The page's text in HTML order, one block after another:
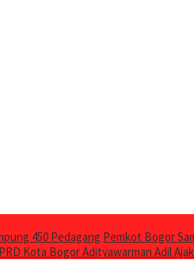
450 Pedagang Pemkot Bogor
Kota Bogor Adityawarman Adil